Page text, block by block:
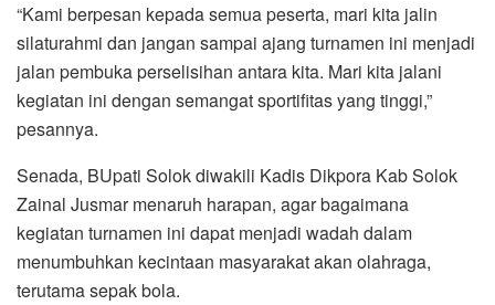
“Kami berpesan kepada semua peserta, mari kita jalin
silaturahmi dan jangan sampai ajang turnamen ini menjadi
jalan pembuka perselisihan antara kita. Mari kita jalani
kegiatan ini dengan semangat sportifitas yang tinggi,”
pesannya.
Senada, BUpati Solok diwakili Kadis Dikpora Kab Solok
Zainal Jusmar menaruh harapan, agar bagaimana
kegiatan turnamen ini dapat menjadi wadah dalam
menumbuhkan kecintaan masyarakat akan olahraga,
terutama sepak bola.